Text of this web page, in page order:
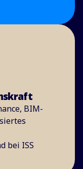
BIM-
bei ISS